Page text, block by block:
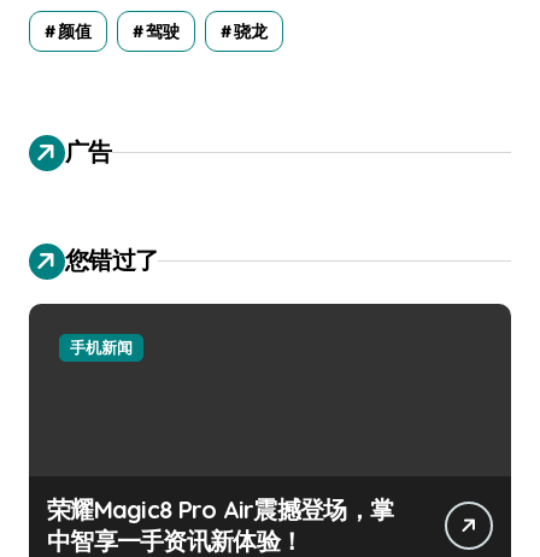
颜值 驾驶 骁龙
广告
您错过了
手机新闻
荣耀Magic8 Pro Air震撼登场，掌
中智享一手资讯新体验！